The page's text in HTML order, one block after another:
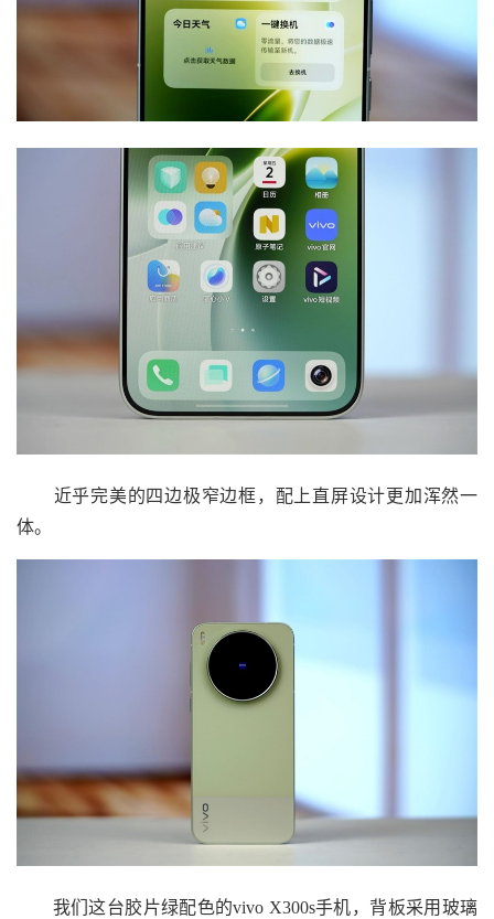
近乎完美的四边极窄边框，配上直屏设计更加浑然一
体。
我们这台胶片绿配色的vivo X300s手机，背板采用玻璃